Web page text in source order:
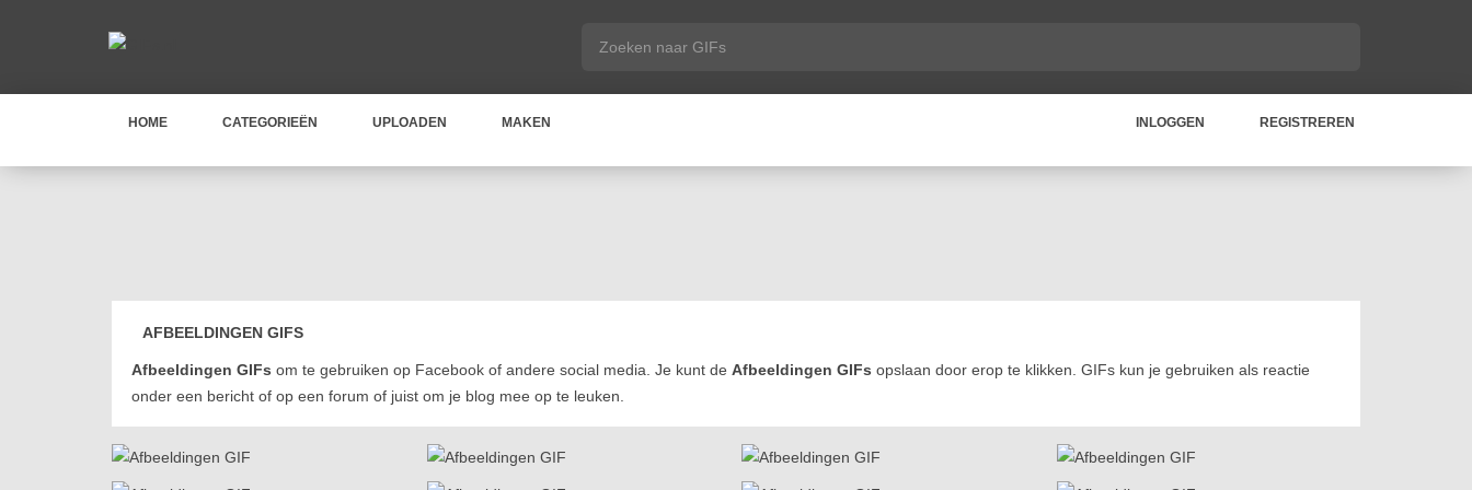
HOME CATEGORIEËN UPLOADEN MAKEN INLOGGEN REGISTREREN
AFBEELDINGEN GIFS
Afbeeldingen GIFs om te gebruiken op Facebook of andere social media. Je kunt de Afbeeldingen GIFs opslaan door erop te klikken. GIFs kun je gebruiken als reactie
onder een bericht of op een forum of juist om je blog mee op te leuken.